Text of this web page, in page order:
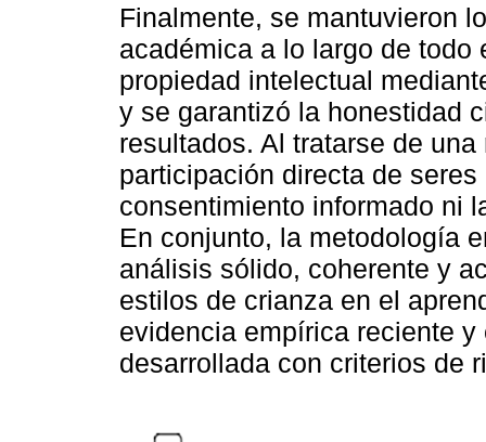
Finalmente, se mantuvieron
académica a lo largo de
propiedad intelectual
y se garantizó la honestidad
resultados. Al tratarse de
participación directa de
consentimiento informado ni
En conjunto, la metodología
análisis sólido, coherente y
estilos de crianza en el
evidencia empírica reciente
desarrollada con criterios de